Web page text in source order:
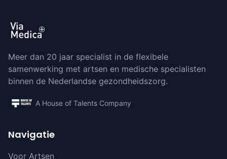
Meer dan 20 jaar specialist in de flexibele
samenwerking met artsen en medische specialisten
binnen de Nederlandse gezondheidszorg.
A House of Talents Company
Navigatie
Voor Artsen